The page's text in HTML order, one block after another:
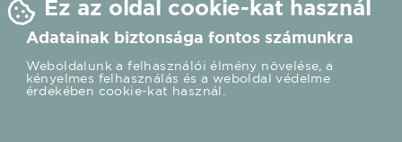
Ez az oldal cookie-kat használ
Adatainak biztonsága fontos számunkra
Weboldalunk a felhasználói élmény növelése, a
kényelmes felhasználás és a weboldal védelme
érdekében cookie-kat használ.